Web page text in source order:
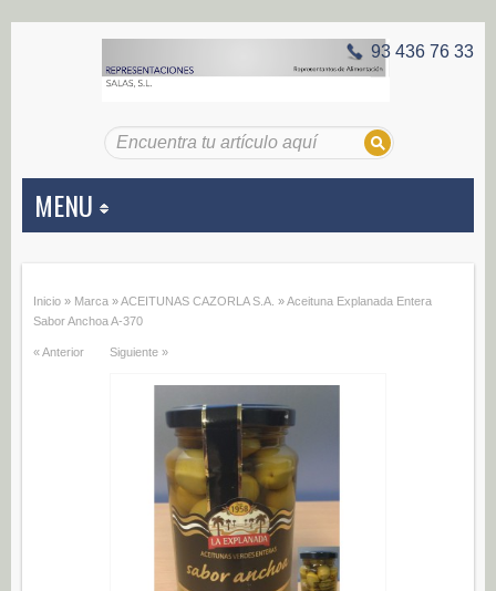
93 436 76 33
MENU
Aceitunas (187)
Encurtidos (29)
CONSERVAS VEGETALES
Champiñones (0)
Inicio » Marca »ACEITUNAS CAZORLA S.A. »Aceituna Explanada Entera
Sabor Anchoa A-370
« Anterior Siguiente »